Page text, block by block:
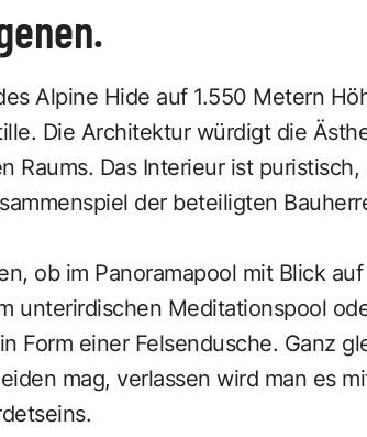
Alpine Hide auf 1.550 Metern
Die Architektur würdigt die
Raums. Das Interieur ist
der beteiligten
ob im Panoramapool mit Blick
unterirdischen Meditationspool
Form einer Felsendusche. Ganz
mag, verlassen wird man es